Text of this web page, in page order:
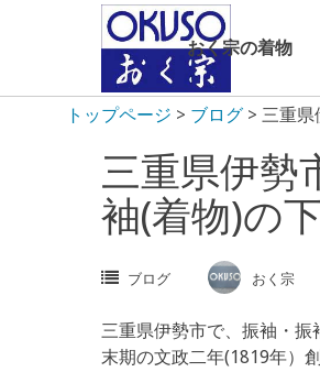
おく宗の着物
トップページ > ブログ > 三重県
三重県伊勢
袖(着物)の
ブログ おく宗
三重県伊勢市で、振袖・
末期の文政二年(1819年）